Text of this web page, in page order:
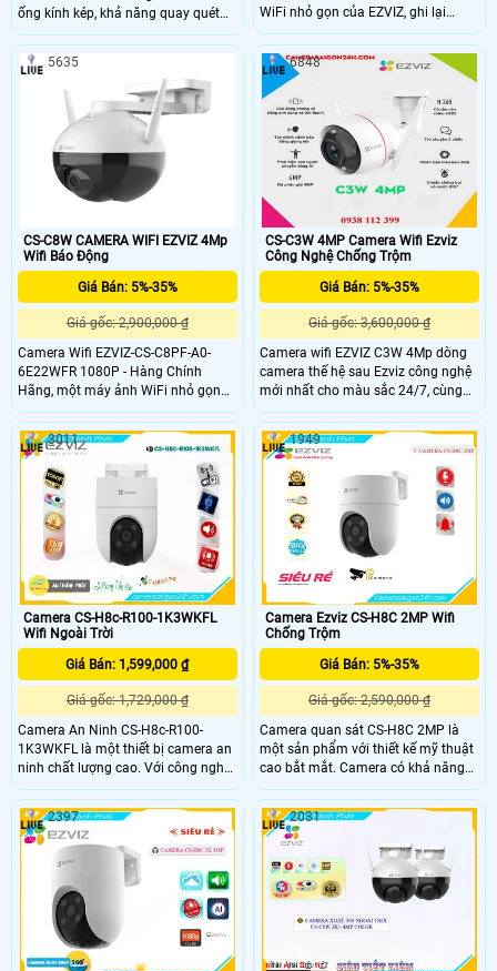
ống kính kép, khả năng quay quét
360 độ, cho hình ảnh sắc nét với độ
phân giải 2K+ và tầm nhìn hồng
ngoại lên đến 30m, hỗ trợ xem màu
ban đêm. Thiết bị tích hợp chức
năng đàm thoại 2 chiều, cảnh báo
bằng đèn và còi hú, đạt chuẩn
chống nước IP65, giúp hoạt động
bền bỉ dưới mọi điều kiện thời tiết
WiFi nhỏ gọn của EZVIZ, ghi lại
những khoảnh khắc ngọt ngào, bảo
vệ gia đình bạn và cập nhật cho bạn
về những gì đang xảy ra ở nhà khi
bạn đi vắng.
CS-C8W CAMERA WIFI EZVIZ 4Mp
Wifi Báo Động
Giá Bán: 5%-35%
Giá gốc: 2,900,000 ₫
Camera Wifi EZVIZ-CS-C8PF-A0-
6E22WFR 1080P - Hàng Chính
Hãng, một máy ảnh WiFi nhỏ gọn
của EZVIZ, ghi lại những khoảnh
khắc ngọt ngào, bảo vệ gia đình bạn
và cập nhật cho bạn về những gì
đang xảy ra ở nhà khi bạn đi vắng.
5635
CS-C3W 4MP Camera Wifi Ezviz
Công Nghệ Chống Trộm
Giá Bán: 5%-35%
Giá gốc: 3,600,000 ₫
Camera wifi EZVIZ C3W 4Mp dòng
camera thế hệ sau Ezviz công nghệ
mới nhất cho màu sắc 24/7, cùng
với đó là tích hợp thêm tính năng AI
giúp phát hiện người nhanh chóng
và chính xác ngay cả trong điều kiện
tối, thiếu sáng. Tích hợp míc thu âm
cho phép ghi hình lại cả âm thanh
và hình ảnh, Hỗ trợ đèn flash báo
động xua đuổi xâm nhập trái phép.
6848
Camera CS-H8c-R100-1K3WKFL
Wifi Ngoài Trời
Giá Bán: 1,599,000 ₫
Giá gốc: 1,729,000 ₫
Camera An Ninh CS-H8c-R100-
1K3WKFL là một thiết bị camera an
ninh chất lượng cao. Với công nghệ
Hồng Ngoại Smart IR, nó cho phép
người dùng xem hình ảnh ban đêm
với chất lượng màu sắc đầy đủ được
giới hạn ở 20m. Ngoài ra, nó còn
trang bị chức năng thu âm và hỗ trợ
lưu trữ lâu hơn với các công nghệ
nén H
3011
Camera Ezviz CS-H8C 2MP Wifi
Chống Trộm
Giá Bán: 5%-35%
Giá gốc: 2,590,000 ₫
Camera quan sát CS-H8C 2MP là
một sản phẩm với thiết kế mỹ thuật
cao bắt mắt. Camera có khả năng
xoay 360 độ, mang lại hình ảnh sắc
nét với độ phân giải FULL HD 1080P.
Được trang bị công nghệ IP Wifi,
camera có khả năng xử lý hình sáng
đẹp
1949
2397 2031